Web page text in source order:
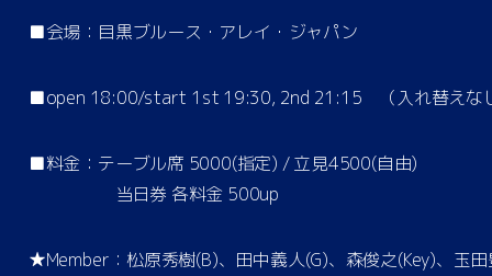
■会場：目黒ブルース・アレイ・ジャパン
■open 18:00/start 1st 19:30, 2nd 21:15 （入れ替えな
■料金：テーブル席 5000(指定) / 立見4500(自由)
当日券 各料金 500up
★Member：松原秀樹(B)、田中義人(G)、森俊之(Key)、玉田